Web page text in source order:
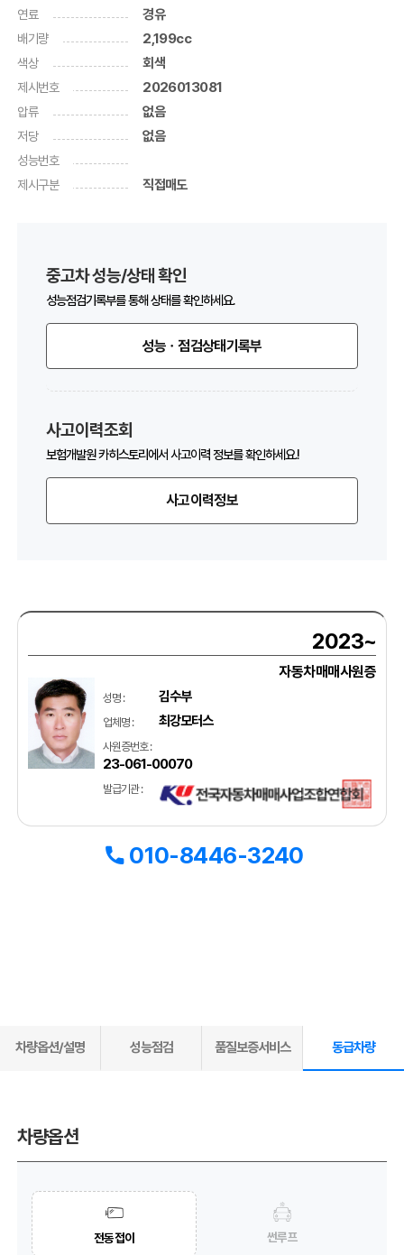
연료 경유
배기량 2,199cc
색상 회색
제시번호 2026013081
압류 없음
저당 없음
성능번호
제시구분
직접매도
중고차 성능/상태 확인
성능점검기록부를 통해 상태를 확인하세요.
성능ㆍ점검상태기록부
사고이력조회
보험개발원 카히스토리에서 사고이력 정보를 확인하세요.!
사고이력정보
2023~
자동차매매사원증
성명 : 김수부
업체명 : 최강모터스
사원증번호 :
23-061-00070
발급기관 :
010-8446-3240
차량옵션/설명 성능점검 품질보증서비스 동급차량
차량옵션
전동접이 썬루프